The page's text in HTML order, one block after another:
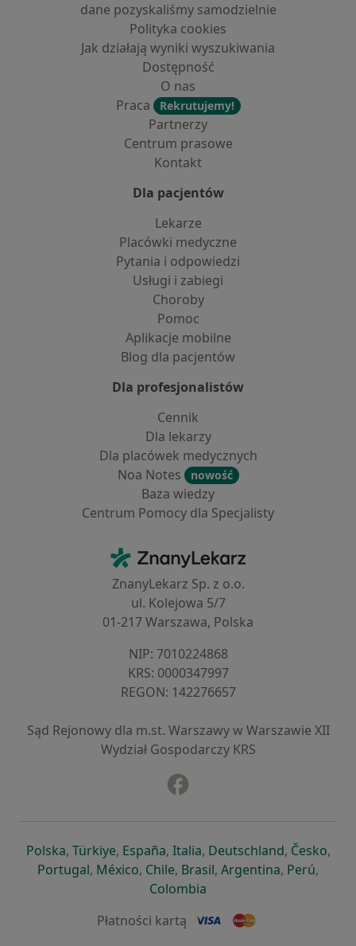
dane pozyskaliśmy samodzielnie
Polityka cookies
Jak działają wyniki wyszukiwania
Dostępność
O nas
Praca
Rekrutujemy!
Partnerzy
Centrum prasowe
Kontakt
Dla pacjentów
Lekarze
Placówki medyczne
Pytania i odpowiedzi
Usługi i zabiegi
Choroby
Pomoc
Aplikacje mobilne
Blog dla pacjentów
Dla profesjonalistów
Cennik
Dla lekarzy
Dla placówek medycznych
Noa Notes
nowość
Baza wiedzy
Centrum Pomocy dla Specjalisty
ZnanyLekarz - Strona główna
ZnanyLekarz Sp. z o.o.
ul. Kolejowa 5/7
01-217 Warszawa, Polska
NIP: ⁠7010224868
KRS: ⁠0000347997
REGON: ⁠142276657
Sąd Rejonowy dla m.st. Warszawy w Warszawie XII
Wydział Gospodarczy KRS
Polskaotwiera się w nowej karcie
, Türkiyeotwiera się w nowej karcie
, Españaotwiera się w nowej karcie
, Italiaotwiera się w nowej
, Deutschlandotwiera się
, Česko,
Portugalotwiera się w nowej karcie
, Méxicootwiera się w nowej karcie
, Chileotwiera się w nowej karcie
, Brasilotwiera się w nowej
, Argentinaotwiera się
, Perú,
Colombia
Płatności kartą